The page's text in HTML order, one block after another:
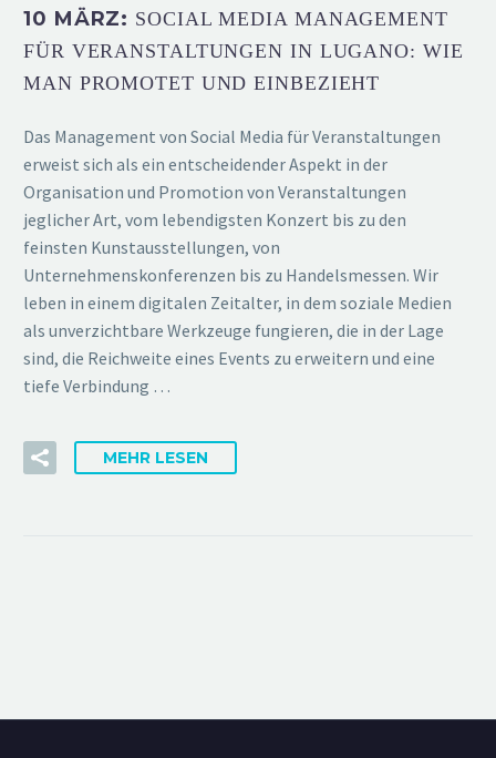
10 MÄRZ: SOCIAL MEDIA MANAGEMENT
FÜR VERANSTALTUNGEN IN LUGANO: WIE
MAN PROMOTET UND EINBEZIEHT
Das Management von Social Media für Veranstaltungen
erweist sich als ein entscheidender Aspekt in der
Organisation und Promotion von Veranstaltungen
jeglicher Art, vom lebendigsten Konzert bis zu den
feinsten Kunstausstellungen, von
Unternehmenskonferenzen bis zu Handelsmessen. Wir
leben in einem digitalen Zeitalter, in dem soziale Medien
als unverzichtbare Werkzeuge fungieren, die in der Lage
sind, die Reichweite eines Events zu erweitern und eine
tiefe Verbindung …
MEHR LESEN